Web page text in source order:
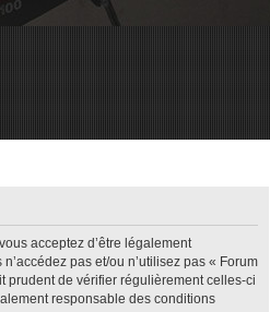
acceptez d’être légalement
pas et/ou n’utilisez pas « Forum
prudent de vérifier régulièrement celles-ci
responsable des conditions